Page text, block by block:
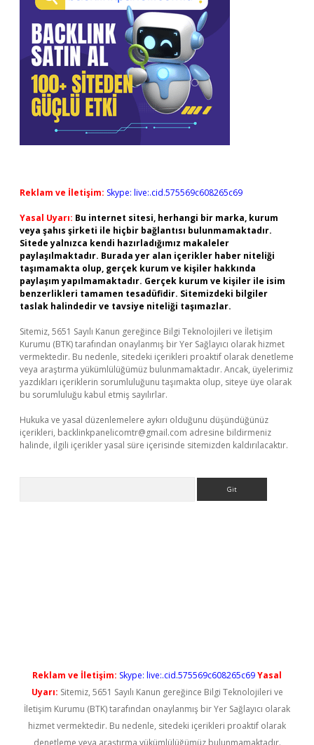
Reklam ve İletişim: Skype: live:.cid.575569c608265c69
Yasal Uyarı: Bu internet sitesi, herhangi bir marka, kurum
veya şahıs şirketi ile hiçbir bağlantısı bulunmamaktadır.
Sitede yalnızca kendi hazırladığımız makaleler
paylaşılmaktadır. Burada yer alan içerikler haber niteliği
taşımamakta olup, gerçek kurum ve kişiler hakkında
paylaşım yapılmamaktadır. Gerçek kurum ve kişiler ile isim
benzerlikleri tamamen tesadüfidir. Sitemizdeki bilgiler
taslak halindedir ve tavsiye niteliği taşımazlar.
Sitemiz, 5651 Sayılı Kanun gereğince Bilgi Teknolojileri ve İletişim
Kurumu (BTK) tarafından onaylanmış bir Yer Sağlayıcı olarak hizmet
vermektedir. Bu nedenle, sitedeki içerikleri proaktif olarak denetleme
veya araştırma yükümlülüğümüz bulunmamaktadır. Ancak, üyelerimiz
yazdıkları içeriklerin sorumluluğunu taşımakta olup, siteye üye olarak
bu sorumluluğu kabul etmiş sayılırlar.
Hukuka ve yasal düzenlemelere aykırı olduğunu düşündüğünüz
içerikleri, backlinkpanelicomtr@gmail.com adresine bildirmeniz
halinde, ilgili içerikler yasal süre içerisinde sitemizden kaldırılacaktır.
Reklam ve İletişim: Skype: live:.cid.575569c608265c69Yasal
Uyarı: Sitemiz, 5651 Sayılı Kanun gereğince Bilgi Teknolojileri ve
İletişim Kurumu (BTK) tarafından onaylanmış bir Yer Sağlayıcı olarak
hizmet vermektedir. Bu nedenle, sitedeki içerikleri proaktif olarak
denetleme veya araştırma yükümlülüğümüz bulunmamaktadır.